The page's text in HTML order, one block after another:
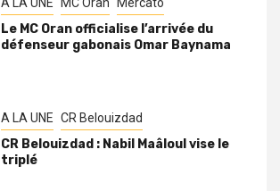
A LA UNE MC Oran Mercato
Le MC Oran officialise l’arrivée du
défenseur gabonais Omar Baynama
A LA UNE CR Belouizdad
CR Belouizdad : Nabil Maâloul vise le
triplé